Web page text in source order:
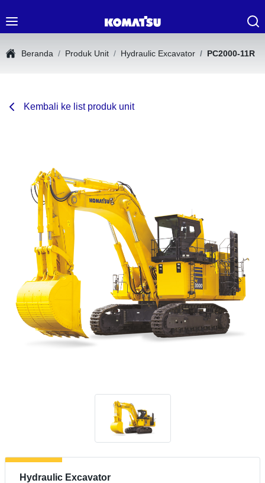
Beranda Produk Unit Hydraulic Excavator PC2000-11R
Kembali ke list produk unit
Hydraulic Excavator